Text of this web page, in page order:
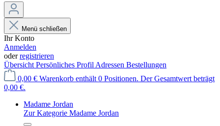
Menü schließen
Ihr Konto
Anmelden
oderregistrieren
Übersicht Persönliches Profil Adressen Bestellungen
0,00 € Warenkorb enthält 0 Positionen. Der Gesamtwert beträgt
0,00 €.
Madame Jordan
Zur Kategorie Madame Jordan